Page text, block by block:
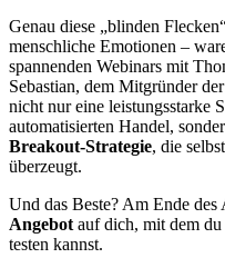
Genau diese „blinden
menschliche Emotionen –
spannenden Webinars mit
Sebastian, dem Mitgründer der
nicht nur eine leistungsstarke
automatisierten Handel,
Breakout-Strategie, die
überzeugt.
Und das Beste? Am Ende
Angebot auf dich, mit dem
testen kannst.